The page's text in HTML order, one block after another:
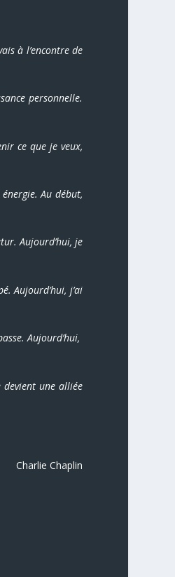
à l’encontre de
personnelle.
ce que je veux,
Au début,
Aujourd’hui, je
Aujourd’hui, j’ai
Aujourd’hui,
une alliée
Charlie Chaplin